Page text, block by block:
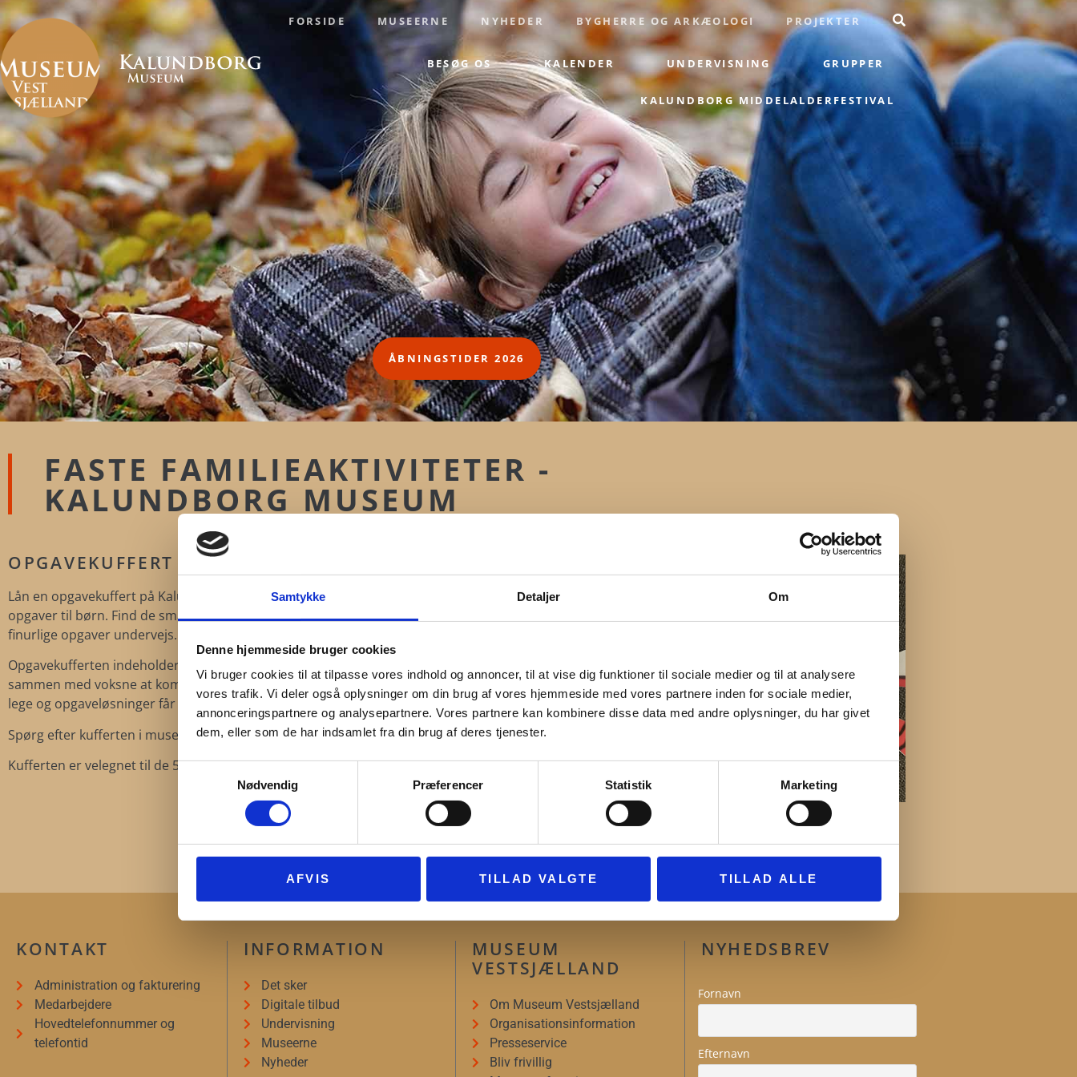
Samtykke Detaljer Om
Denne hjemmeside bruger cookies
Vi bruger cookies til at tilpasse vores indhold og annoncer, til at vise dig funktioner til sociale medier og til at analysere
vores trafik. Vi deler også oplysninger om din brug af vores hjemmeside med vores partnere inden for sociale medier,
annonceringspartnere og analysepartnere. Vores partnere kan kombinere disse data med andre oplysninger, du har givet
dem, eller som de har indsamlet fra din brug af deres tjenester.
Samtykkevalg
Nødvendig
Præferencer Statistik Marketing
AFVIS TILLAD VALGTE TILLAD ALLE
FORSIDE MUSEERNE NYHEDER BYGHERRE OG ARKÆOLOGI PROJEKTER
BESØG OS KALENDER UNDERVISNING GRUPPER
KALUNDBORG MIDDELALDERFESTIVAL
ÅBNINGSTIDER 2026
FASTE FAMILIEAKTIVITETER -
KALUNDBORG MUSEUM
OPGAVEKUFFERT
Lån en opgavekuffert på Kalundborg Museum med sjove og finurlige
opgaver til børn. Find de små skilte i udstillingerne og løs de sjove og
finurlige opgaver undervejs.
Opgavekufferten indeholder spil og opgaver, der motiverer børnene til
sammen med voksne at komme rundt i museets udstillinger. Gennem
lege og opgaveløsninger får børnene historisk paratviden.
Spørg efter kufferten i museumsbutikken, det er helt gratis.
Kufferten er velegnet til de 5-12-årige børn.
FASTE FAMILIEAKTIVITETER - ALLE MUSEER
KONTAKT
Administration og fakturering
Medarbejdere
Hovedtelefonnummer og
telefontid
INFORMATION
Det sker
Digitale tilbud
Undervisning
Museerne
Nyheder
MUSEUM
VESTSJÆLLAND
Om Museum Vestsjælland
Organisationsinformation
Presseservice
Bliv frivillig
NYHEDSBREV
Fornavn
Efternavn